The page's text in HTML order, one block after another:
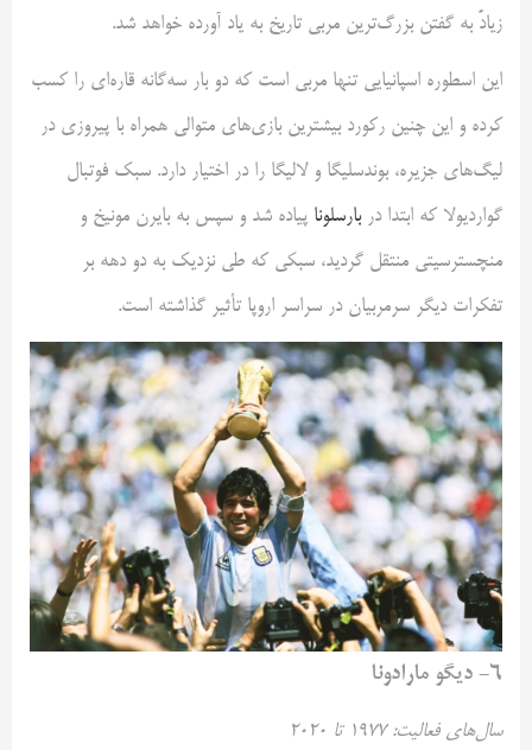
زیادً به گفتن بزرگ‌ترین مربی تاریخ به یاد آورده خواهد شد.
این اسطوره اسپانیایی تنها مربی‌ است که دو بار سه‌گانه قاره‌ای را کسب
کرده و این چنین رکورد بیشترین بازی‌های متوالی همراه با پیروزی در
لیگ‌های جزیره، بوندسلیگا و لالیگا را در اختیار دارد. سبک فوتبال
گواردیولا که ابتدا دربارسلونا پیاده شد و سپس به بایرن مونیخ و
منچسترسیتی منتقل گردید، سبکی که طی نزدیک به دو دهه بر
تفکرات دیگر سرمربیان در سراسر اروپا تأثیر گذاشته است.
۶- دیگو مارادونا
سال‌های فعالیت: ۱۹۷۷ تا ۲۰۲۰